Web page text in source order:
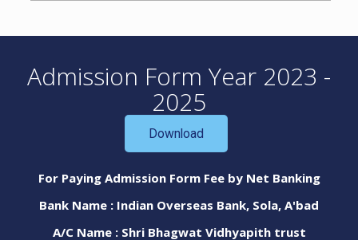
Admission Form Year 2023 -
2025
Download
For Paying Admission Form Fee by Net Banking
Bank Name : Indian Overseas Bank, Sola, A'bad
A/C Name : Shri Bhagwat Vidhyapith trust